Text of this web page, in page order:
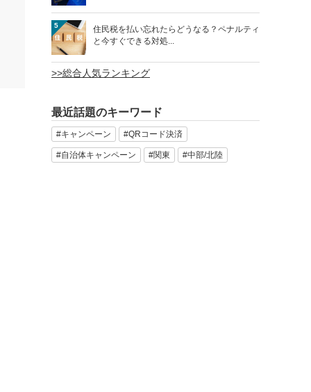
5
住民税を払い忘れたらどうなる？ペナルティ
と今すぐできる対処...
>>総合人気ランキング
最近話題のキーワード
#キャンペーン #QRコード決済
#自治体キャンペーン #関東 #中部/北陸